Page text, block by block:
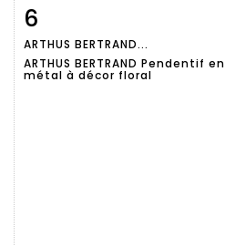
détaillée
6
ARTHUS BERTRAND...
ARTHUS BERTRAND Pendentif en
métal à décor floral